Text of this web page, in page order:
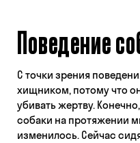
Поведение
С точки зрения
хищником, потому что
убивать жертву.
собаки на протяжении
изменилось. Сейчас